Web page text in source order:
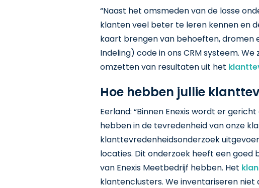
“Naast het omsmeden van de losse
klanten veel beter te leren kennen en
kaart brengen van behoeften, dromen
Indeling) code in ons CRM systeem.
omzetten van resultaten uit het
Hoe hebben jullie
Eerland: “Binnen Enexis wordt er
hebben in de tevredenheid van onze
klanttevredenheidsonderzoek
locaties. Dit onderzoek heeft een
van Enexis Meetbedrijf hebben. Het
klantenclusters. We inventariseren